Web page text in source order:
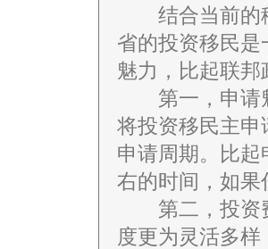
结合当前的移
省的投资移民
魅力，比起联
第一，申请魁
将投资移民主申
申请周期。比
右的时间，如
第二，投资费
度更为灵活多